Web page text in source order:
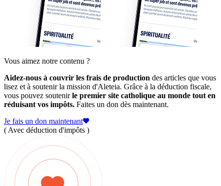
Vous aimez notre contenu ?
Aidez-nous à couvrir les frais de production des articles que vous
lisez et à soutenir la mission d'Aleteia. Grâce à la déduction fiscale,
vous pouvez soutenirle premier site catholique au monde tout en
réduisant vos impôts. Faites un don dès maintenant.
Je fais un don maintenant
( Avec déduction d'impôts )